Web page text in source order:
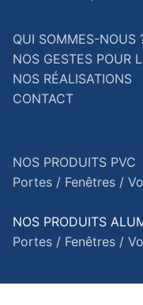
QUI SOMMES-NOUS
NOS GESTES POUR
NOS RÉALISATIONS
CONTACT
NOS PRODUITS PVC
Portes / Fenêtres /
NOS PRODUITS
Portes / Fenêtres /